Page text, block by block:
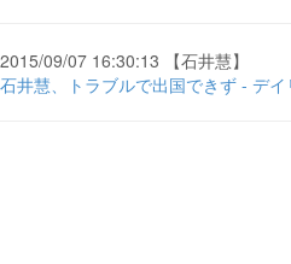
2015/09/07 16:30:13 【石井慧】
石井慧、トラブルで出国できず - デ